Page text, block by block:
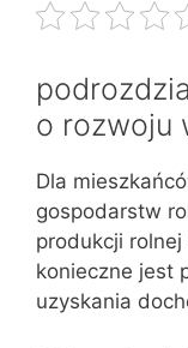
o rozwoju
Dla
gospodarstw
produkcji
konieczne jest
uzyskania